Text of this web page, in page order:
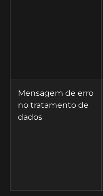
Mensagem de erro
no tratamento de
dados